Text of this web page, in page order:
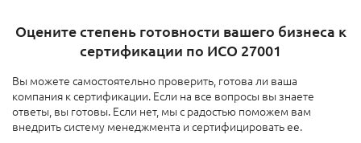
Оцените степень готовности вашего бизнеса к
сертификации по ИСО 27001
Вы можете самостоятельно проверить, готова ли ваша
компания к сертификации. Если на все вопросы вы знаете
ответы, вы готовы. Если нет, мы с радостью поможем вам
внедрить систему менеджмента и сертифицировать ее.